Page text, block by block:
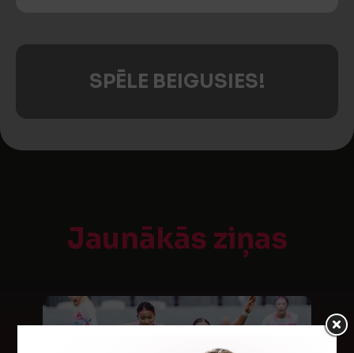
SPĒLE BEIGUSIES!
Jaunākās ziņas